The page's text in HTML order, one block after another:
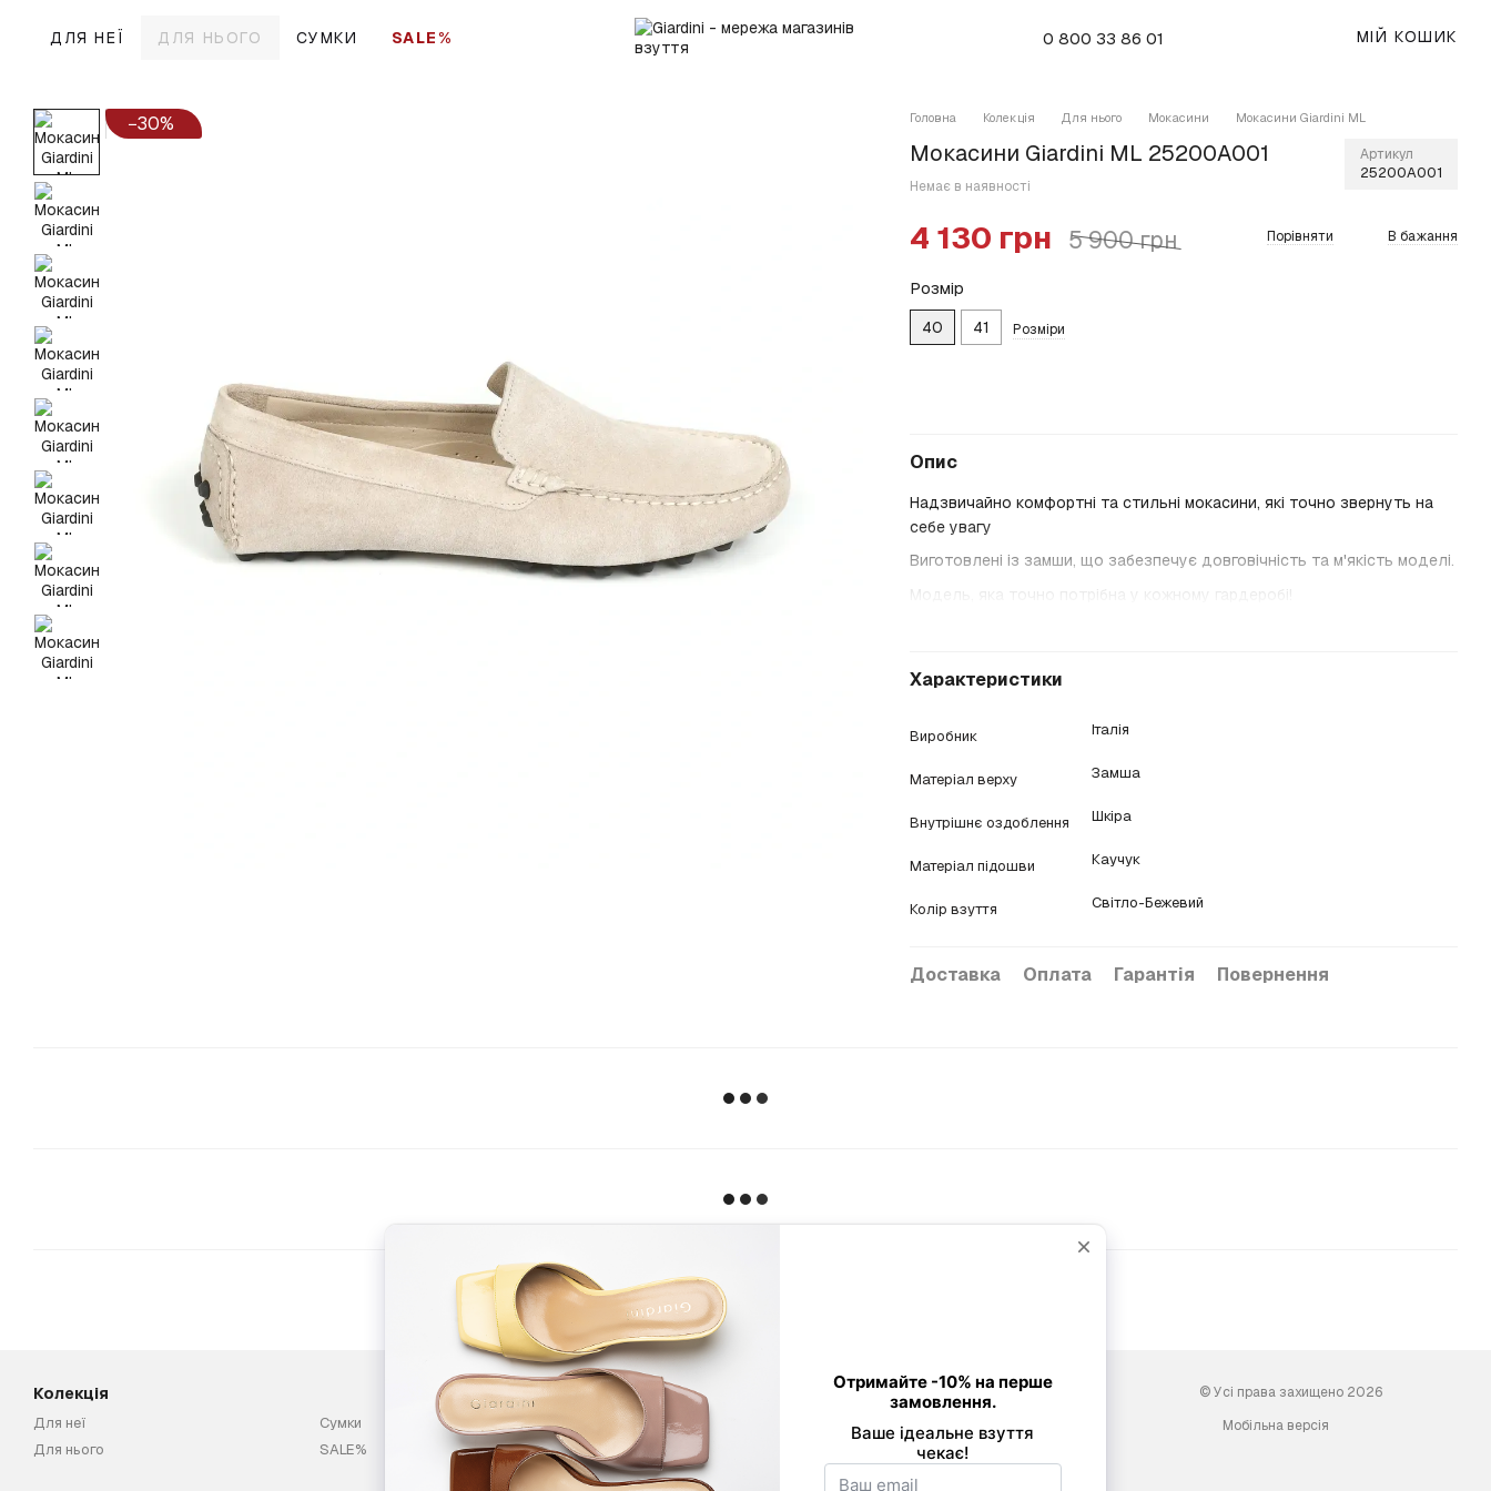
ДЛЯ НЕЇ
ДЛЯ НЬОГО СУМКИ SALE% 0 800 33 86 01 МІЙ КОШИК
−30% Головна Колекція Для нього Мокасини Мокасини Giardini ML
Мокасини Giardini ML 25200A001 Артикул
25200A001
Немає в наявності
4 130 грн 5 900 грн Порівняти В бажання
Розмір
40 41 Розміри
Опис
Надзвичайно комфортні та стильні мокасини, які точно звернуть на
себе увагу
Виготовлені із замши, що забезпечує довговічність та м'якість моделі.
Модель, яка точно потрібна у кожному гардеробі!
Характеристики
Виробник Італія
Матеріал верху Замша
Внутрішнє оздоблення Шкіра
Матеріал підошви Каучук
Колір взуття Світло-Бежевий
Доставка Оплата Гарантія Повернення
Колекція
Для неї
Для нього
Сумки
SALE%
Контактна інформація
0 800 33 86 01
089 520-24-16
068 877-03-53
Viber
Telegram
office@giardini-shoes.com
© Усі права захищено 2026
Мобільна версія